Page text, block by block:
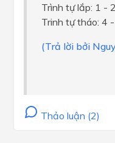
Trình tự lắp: 1 -
Trinh tự tháo: 4
(Trả lời bởi
Thảo luận (2)